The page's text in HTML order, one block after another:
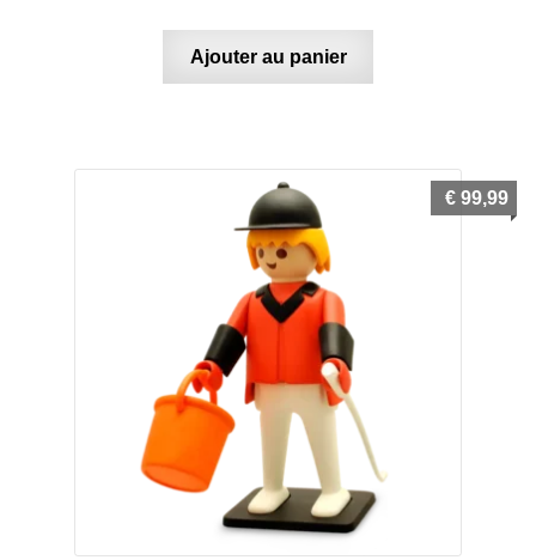
Ajouter au panier
€ 99,99